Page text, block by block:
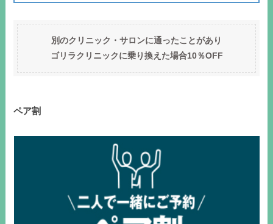
別のクリニック・サロンに通ったことがあり
ゴリラクリニックに乗り換えた場合10％OFF
ペア割